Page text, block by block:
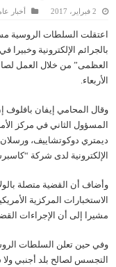
2 فبراير، 2017 أخبار
اعتقلت السلطات الروسية
بالجرائم الإلكترونية وخبيرا
العظمى” من خلال العمل
الأربعاء.
وقال المحامي إيفان بافلوف
المسؤول الثاني في مركز
ديمتري دوكوتشاييف،
الإلكترونية لدى شركة
وأضاف أن القضية متصلة
الاستخبارات المركزية
مشيرا إلى أن الإجراءات
وفي حين تعلن السلطات
التجسس لصالح بلد أجنبي ولا